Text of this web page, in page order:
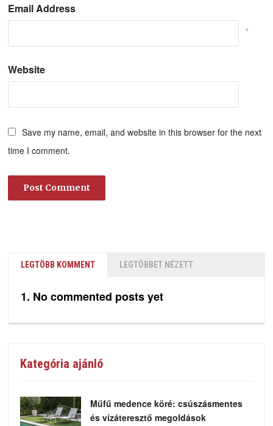
Email Address
*
Website
Save my name, email, and website in this browser for the next
time I comment.
LEGTÖBB KOMMENT LEGTÖBBET NÉZETT
No commented posts yet
Kategória ajánló
Műfű medence köré: csúszásmentes
és vízáteresztő megoldások